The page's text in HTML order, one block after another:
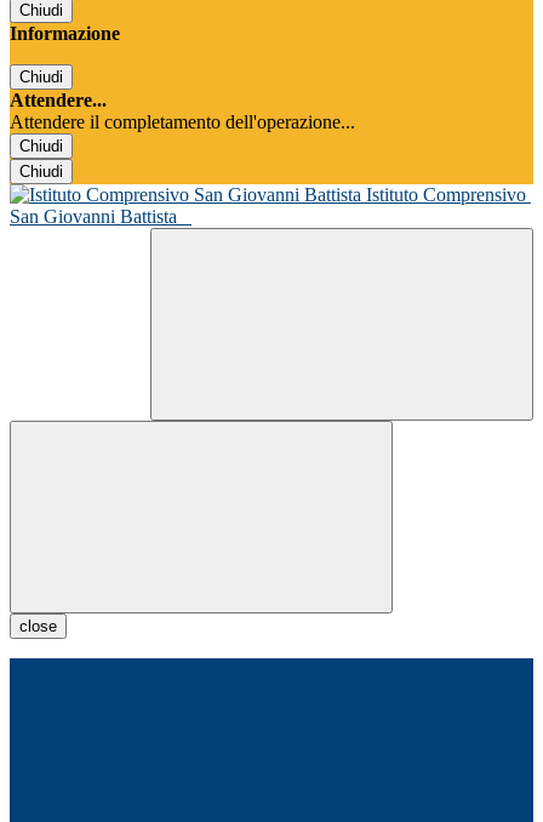
Chiudi
Informazione
Chiudi
Attendere...
Attendere il completamento dell'operazione...
Chiudi
Chiudi
Istituto Comprensivo
San Giovanni Battista
close